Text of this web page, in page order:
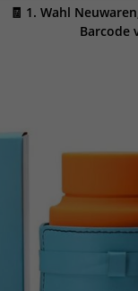
🧾 1. Wahl
Barcode